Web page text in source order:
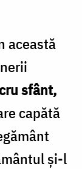
această
sfânt,
capătă
și-l